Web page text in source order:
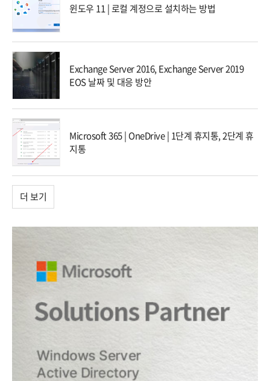
윈도우 11 | 로컬 계정으로 설치하는 방법
Exchange Server 2016, Exchange Server 2019
EOS 날짜 및 대응 방안
Microsoft 365 | OneDrive | 1단계 휴지통, 2단계 휴
지통
더 보기